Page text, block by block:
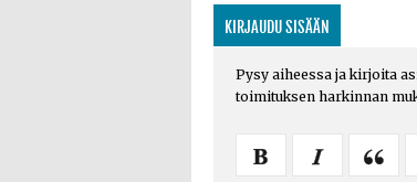
KIRJAUDU SISÄÄN
Pysy aiheessa ja kirjoita
toimituksen harkinnan